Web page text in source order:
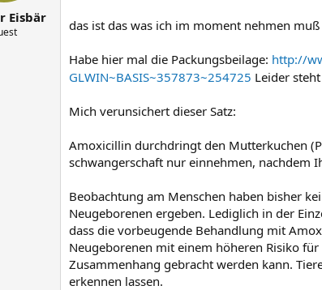
a
Eisbär
das ist das was ich im moment nehmen
Habe hier mal die Packungsbeilage: http://
GLWIN~BASIS~357873~254725 Leider
Mich verunsichert dieser Satz:
Amoxicillin durchdringt den Mutterkuchen
schwangerschaft nur einnehmen, nachdem
Beobachtung am Menschen haben bisher
Neugeborenen ergeben. Lediglich in der
dass die vorbeugende Behandlung mit
Neugeborenen mit einem höheren Risiko
Zusammenhang gebracht werden kann.
erkennen lassen.